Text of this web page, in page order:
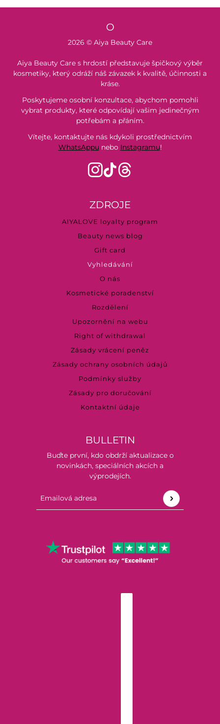
O
2026 © Aiya Beauty Care
Aiya Beauty Care s hrdostí představuje špičkový výběr
kosmetiky, který odráží náš závazek k kvalitě, účinnosti a
kráse.
Poskytujeme osobní konzultace, abychom pomohli
vybrat produkty, které odpovídají vašim jedinečným
potřebám a přáním.
Vítejte, kontaktujte nás kdykoli prostřednictvím
WhatsAppu nebo Instagramu!
ZDROJE
AIYALOVE loyalty program
Beauty news blog
Gift card
Vyhledávání
O nás
Kosmetické poradenství
Rozdělení
Upozornění na webu
Right of withdrawal
Zásady vrácení peněz
Zásady ochrany osobních údajů
Podmínky služby
Zásady pro doručování
Kontaktní údaje
BULLETIN
Buďte první, kdo obdrží aktualizace o
novinkách, speciálních akcích a
výprodejích.
Emailová adresa
Tento web je chráněn službou hCaptcha a vztahují